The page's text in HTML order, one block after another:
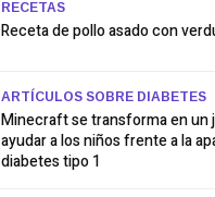
RECETAS
Receta de pollo asado con
ARTÍCULOS SOBRE DIABETES
Minecraft se transforma en un
ayudar a los niños frente a la
diabetes tipo 1